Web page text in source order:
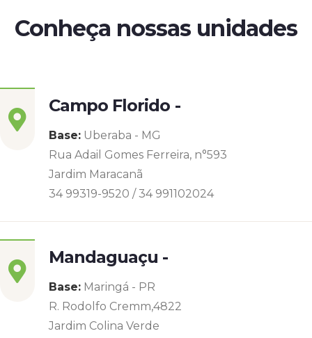
Conheça nossas unidades
Campo Florido -
Base: Uberaba - MG
Rua Adail Gomes Ferreira, n°593
Jardim Maracanã
34 99319-9520 / 34 991102024
Mandaguaçu -
Base: Maringá - PR
R. Rodolfo Cremm,4822
Jardim Colina Verde